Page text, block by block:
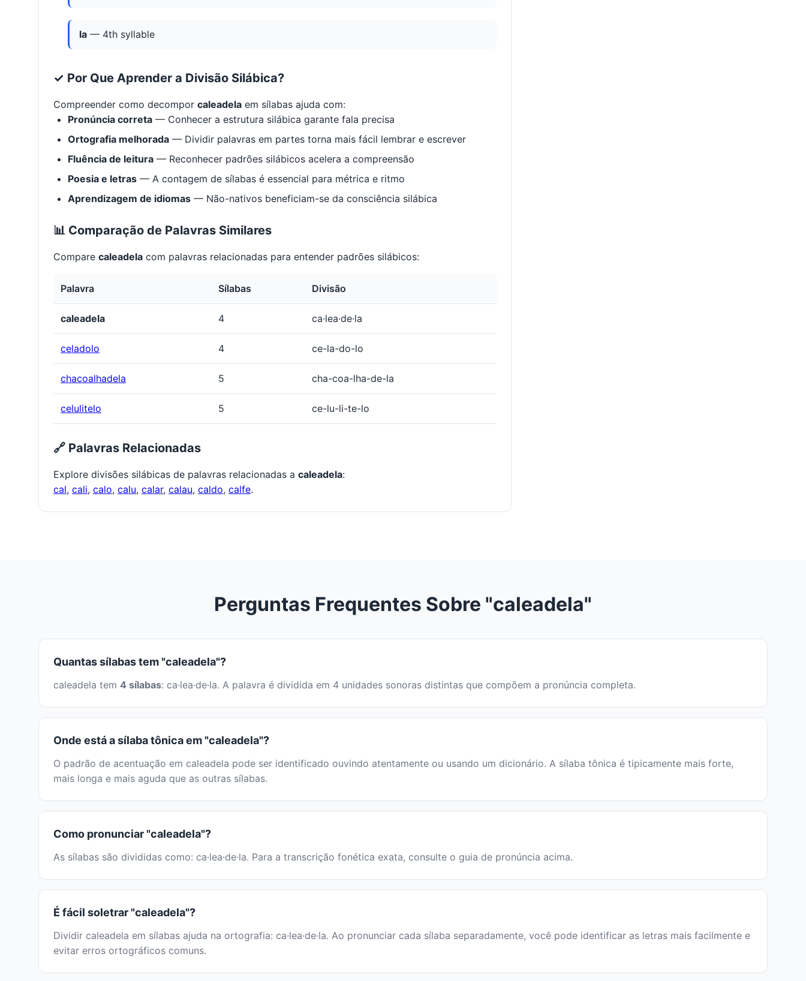
la — 4th syllable
✓ Por Que Aprender a Divisão Silábica?
Compreender como decompor caleadela em sílabas ajuda com:
Pronúncia correta — Conhecer a estrutura silábica garante fala precisa
Ortografia melhorada — Dividir palavras em partes torna mais fácil lembrar e escrever
Fluência de leitura — Reconhecer padrões silábicos acelera a compreensão
Poesia e letras — A contagem de sílabas é essencial para métrica e ritmo
Aprendizagem de idiomas — Não-nativos beneficiam-se da consciência silábica
📊 Comparação de Palavras Similares
Compare caleadela com palavras relacionadas para entender padrões silábicos:
Palavra Sílabas Divisão
caleadela 4 ca·lea·de·la
celadolo 4 ce-la-do-lo
chacoalhadela 5 cha-coa-lha-de-la
celulitelo 5 ce-lu-li-te-lo
🔗 Palavras Relacionadas
Explore divisões silábicas de palavras relacionadas a caleadela:
cal, cali, calo, calu, calar, calau, caldo, calfe.
Perguntas Frequentes Sobre "caleadela"
Quantas sílabas tem "caleadela"?
caleadela tem 4 sílabas: ca·lea·de·la. A palavra é dividida em 4 unidades sonoras distintas que compõem a pronúncia completa.
Onde está a sílaba tônica em "caleadela"?
O padrão de acentuação em caleadela pode ser identificado ouvindo atentamente ou usando um dicionário. A sílaba tônica é tipicamente mais forte,
mais longa e mais aguda que as outras sílabas.
Como pronunciar "caleadela"?
As sílabas são divididas como: ca·lea·de·la. Para a transcrição fonética exata, consulte o guia de pronúncia acima.
É fácil soletrar "caleadela"?
Dividir caleadela em sílabas ajuda na ortografia: ca·lea·de·la. Ao pronunciar cada sílaba separadamente, você pode identificar as letras mais facilmente e
evitar erros ortográficos comuns.